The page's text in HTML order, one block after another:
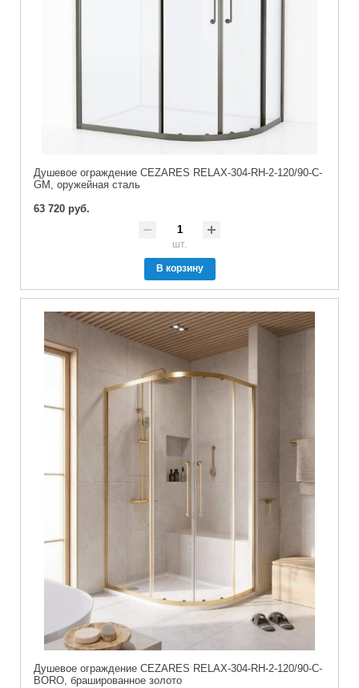
Душевое ограждение CEZARES RELAX-304-RH-2-120/90-C-
GM, оружейная сталь
63 720 руб.
шт.
В корзину
Душевое ограждение CEZARES RELAX-304-RH-2-120/90-C-
BORO, брашированное золото